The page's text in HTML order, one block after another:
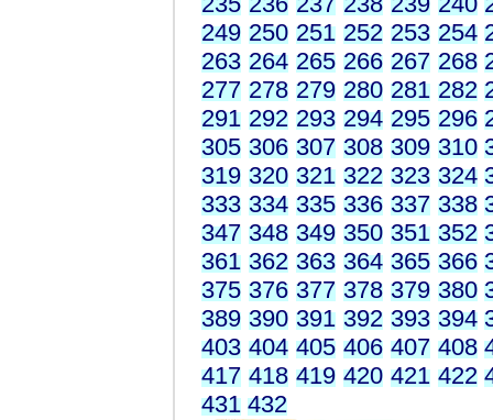
249 250 251 252 253 254
263 264 265 266 267 268
277 278 279 280 281 282
291 292 293 294 295 296
305 306 307 308 309 310
319 320 321 322 323 324
333 334 335 336 337 338
347 348 349 350 351 352
361 362 363 364 365 366
375 376 377 378 379 380
389 390 391 392 393 394
403 404 405 406 407 408
417 418 419 420 421 422
431 432